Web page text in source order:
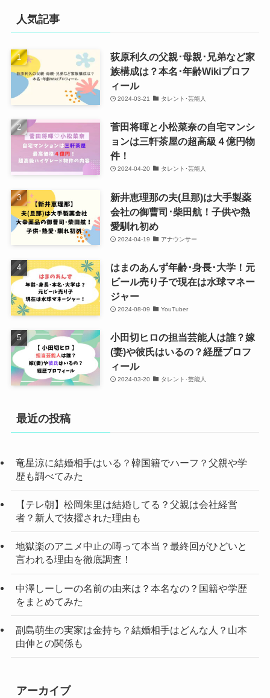
人気記事
荻原利久の父親･母親･兄弟など家
族構成は？本名･年齢Wikiプロフ
ィール
2024-03-21 タレント･芸能人
菅田将暉と小松菜奈の自宅マンシ
ョンは三軒茶屋の超高級４億円物
件！
2024-04-20 タレント･芸能人
新井恵理那の夫(旦那)は大手製薬
会社の御曹司･柴田航！子供や熱
愛馴れ初め
2024-04-19 アナウンサー
はまのあんず年齢･身長･大学！元
ビール売り子で現在は水球マネー
ジャー
2024-08-09 YouTuber
小田切ヒロの担当芸能人は誰？嫁
(妻)や彼氏はいるの？経歴プロフ
ィール
2024-03-20 タレント･芸能人
最近の投稿
竜星涼に結婚相手はいる？韓国籍でハーフ？父親や学
歴も調べてみた
【テレ朝】松岡朱里は結婚してる？父親は会社経営
者？新人で抜擢された理由も
地獄楽のアニメ中止の噂って本当？最終回がひどいと
言われる理由を徹底調査！
中澤しーしーの名前の由来は？本名なの？国籍や学歴
をまとめてみた
副島萌生の実家は金持ち？結婚相手はどんな人？山本
由伸との関係も
アーカイブ